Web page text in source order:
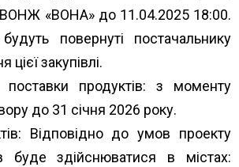
«ВОНА» до 11.04.2025 18:00.
повернуті постачальнику
закупівлі.
поставки продуктів: з моменту
до 31 січня 2026 року.
Відповідно до умов проекту
буде здійснюватися в містах: